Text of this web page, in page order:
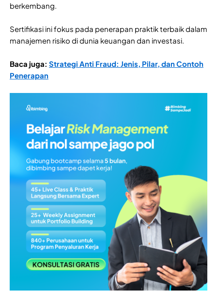
berkembang.
Sertifikasi ini fokus pada penerapan praktik terbaik dalam
manajemen risiko di dunia keuangan dan investasi.
Baca juga: Strategi Anti Fraud: Jenis, Pilar, dan Contoh
Penerapan